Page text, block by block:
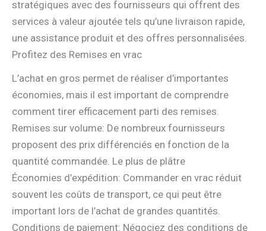
stratégiques avec des fournisseurs qui offrent des
services à valeur ajoutée tels qu’une livraison rapide,
une assistance produit et des offres personnalisées.
Profitez des Remises en vrac
L’achat en gros permet de réaliser d’importantes
économies, mais il est important de comprendre
comment tirer efficacement parti des remises.
Remises sur volume: De nombreux fournisseurs
proposent des prix différenciés en fonction de la
quantité commandée. Le plus de plâtre
Économies d’expédition: Commander en vrac réduit
souvent les coûts de transport, ce qui peut être
important lors de l’achat de grandes quantités.
Conditions de paiement: Négociez des conditions de